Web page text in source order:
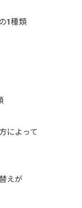
1種類
によって
えが